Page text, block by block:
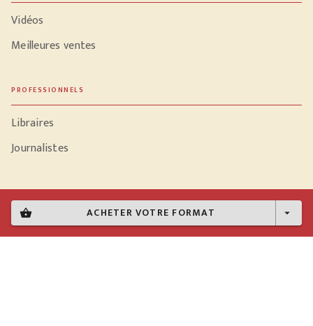
shopping_basket ACHETER VOTRE FORMAT arrow_drop_down
Vidéos
Meilleures ventes
PROFESSIONNELS
Libraires
Journalistes
Données personnelles
Paramétrer vos cookies